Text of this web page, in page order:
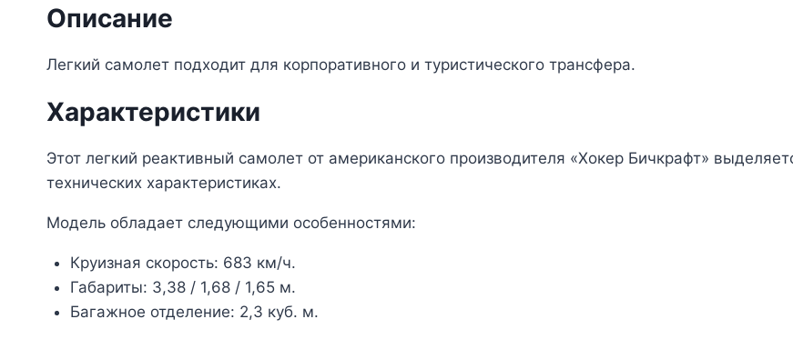
Описание
Легкий самолет подходит для корпоративного и туристического трансфера.
Характеристики
Этот легкий реактивный самолет от американского производителя «Хокер Бичкрафт»
технических характеристиках.
Модель обладает следующими особенностями:
Круизная скорость: 683 км/ч.
Габариты: 3,38 / 1,68 / 1,65 м.
Багажное отделение: 2,3 куб. м.